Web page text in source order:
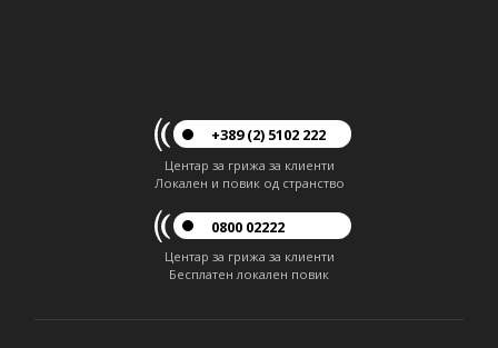
+389 (2) 5102 222
Центар за грижа за клиенти
Локален и повик од странство
0800 02222
Центар за грижа за клиенти
Бесплатен локален повик